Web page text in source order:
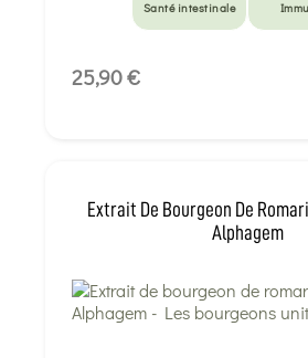
Santé intestinale
25,90 €
Extrait De Bourgeon De
Alphagem